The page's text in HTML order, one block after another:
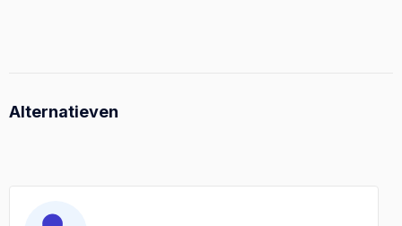
Alternatieven